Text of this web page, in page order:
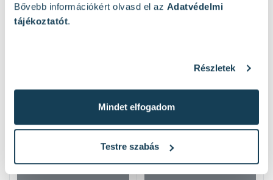
Bővebb információkért olvasd el az Adatvédelmi
tájékoztatót.
Részletek
Mindet elfogadom
Testre szabás
Hasonló termékek